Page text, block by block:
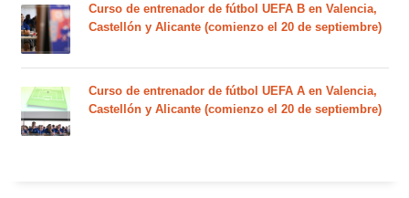
Curso de entrenador de fútbol UEFA B en Valencia,
Castellón y Alicante (comienzo el 20 de septiembre)
Curso de entrenador de fútbol UEFA A en Valencia,
Castellón y Alicante (comienzo el 20 de septiembre)